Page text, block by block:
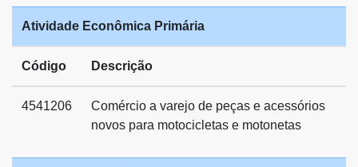
Atividade Econômica Primária
Código Descrição
4541206
Comércio a varejo de peças e acessórios
novos para motocicletas e motonetas